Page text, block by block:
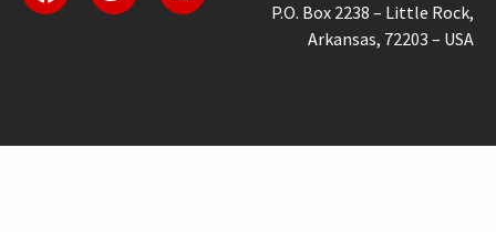
P.O. Box 2238 – Little Rock,
Arkansas, 72203 – USA